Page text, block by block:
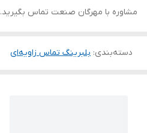
مشاوره با مهرگان صنعت تماس بگیرید.
دسته‌بندی: بلبرینگ تماس زاویه‌ای